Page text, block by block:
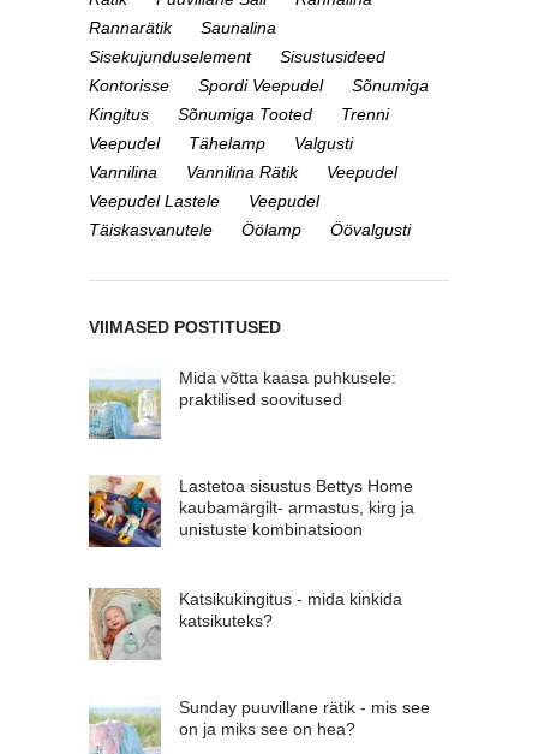
Rannarätik
Saunalina
Sisekujunduselement
Sisustusideed
Kontorisse
Spordi Veepudel
Sõnumiga
Kingitus
Sõnumiga Tooted
Trenni
Veepudel
Tähelamp
Valgusti
Vannilina
Vannilina Rätik
Veepudel
Veepudel Lastele
Veepudel
Täiskasvanutele
Öölamp Öövalgusti
VIIMASED POSTITUSED
Mida võtta kaasa puhkusele:
praktilised soovitused
Lastetoa sisustus Bettys Home
kaubamärgilt- armastus, kirg ja
unistuste kombinatsioon
Katsikukingitus - mida kinkida
katsikuteks?
Sunday puuvillane rätik - mis see
on ja miks see on hea?